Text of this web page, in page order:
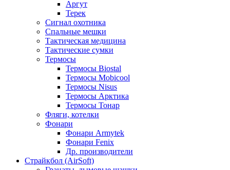
Аргут
Терек
Сигнал охотника
Спальные мешки
Тактическая медицина
Тактические сумки
Термосы
Термосы Biostal
Термосы Mobicool
Термосы Nisus
Термосы Арктика
Термосы Тонар
Фляги, котелки
Фонари
Фонари Armytek
Фонари Fenix
Др. производители
Страйкбол (AirSoft)